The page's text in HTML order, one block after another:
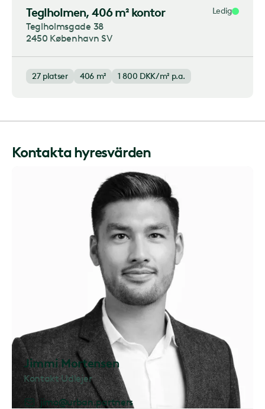
Teglholmen, 406 m² kontor Ledig
Teglholmsgade 38
2450 København SV
27 platser 406 m² 1 800 DKK/m² p.a.
Kontakta hyresvärden
Jimmi Mortensen
Kontakt Udlejer
jimo@urban.partners